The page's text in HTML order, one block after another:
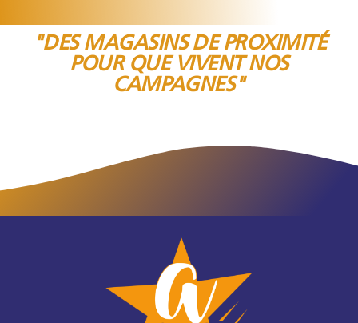
"DES MAGASINS DE PROXIMITÉ
POUR QUE VIVENT NOS
CAMPAGNES"